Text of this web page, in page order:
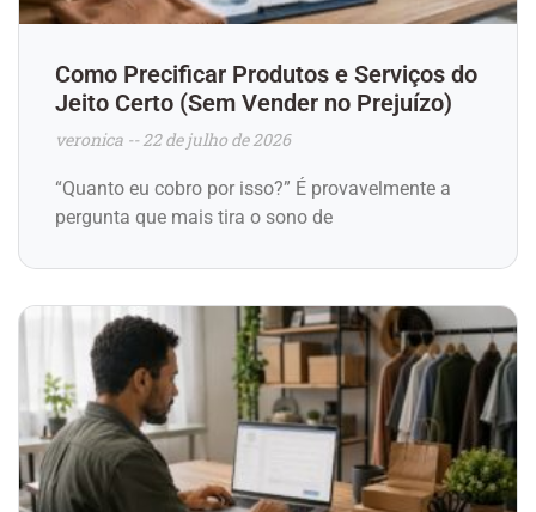
Como Precificar Produtos e Serviços do
Jeito Certo (Sem Vender no Prejuízo)
veronica 22 de julho de 2026
“Quanto eu cobro por isso?” É provavelmente a
pergunta que mais tira o sono de